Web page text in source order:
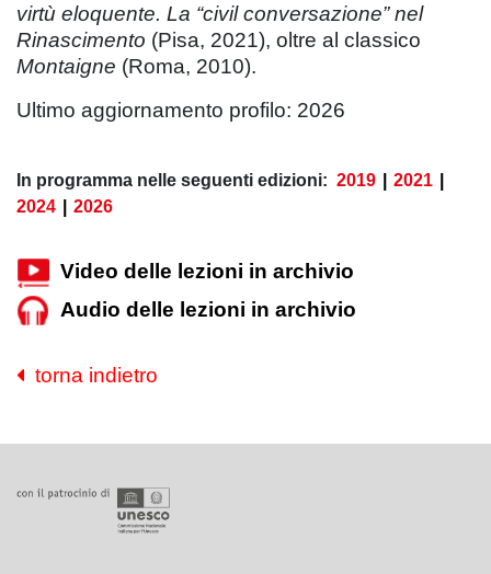
virtù eloquente. La “civil conversazione” nel
Rinascimento (Pisa, 2021), oltre al classico
Montaigne (Roma, 2010).
Ultimo aggiornamento profilo: 2026
In programma nelle seguenti edizioni: 2019 2021
2024
2026
Video delle lezioni in archivio
Audio delle lezioni in archivio
torna indietro